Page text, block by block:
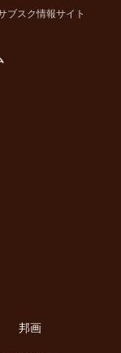
ブスク情報サイト
邦画